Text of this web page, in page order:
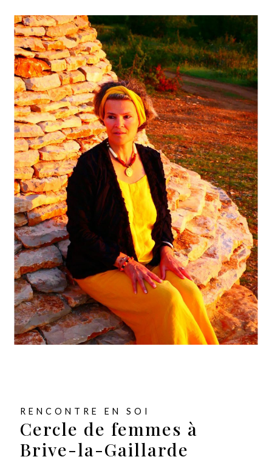
RENCONTRE EN SOI
Cercle de femmes à
Brive-la-Gaillarde